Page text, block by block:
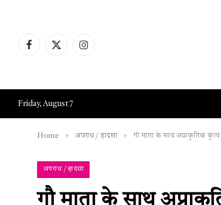
Facebook
X
Instagram
Friday, August 7
Home » अपराध / हादसा » गौ माता के साथ अप्राकृतिक कृत्य
अपराध / हादसा